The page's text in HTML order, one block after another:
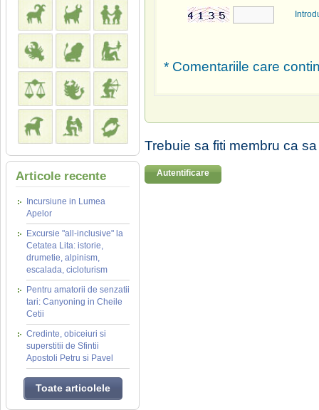
Articole recente
Incursiune in Lumea
Apelor
Excursie "all-inclusive" la
Cetatea Lita: istorie,
drumetie, alpinism,
escalada, cicloturism
Pentru amatorii de senzatii
tari: Canyoning in Cheile
Cetii
Credinte, obiceiuri si
superstitii de Sfintii
Apostoli Petru si Pavel
Toate articolele
* Comentariile care
Trebuie sa fiti membru ca
Autentificare